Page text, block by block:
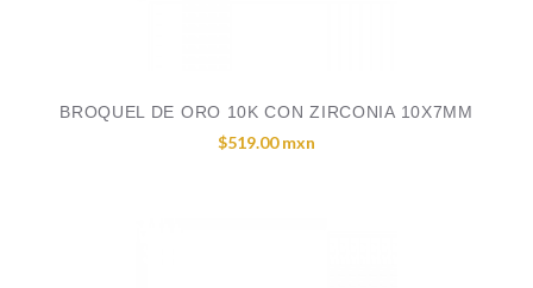
BROQUEL DE ORO 10K CON ZIRCONIA 10X7MM
$519.00 mxn